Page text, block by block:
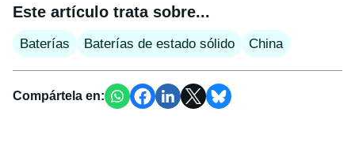
Este artículo trata sobre...
Baterías Baterías de estado sólido China
Compártela en: